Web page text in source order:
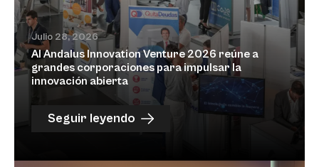
Julio 28, 2026
Al Andalus Innovation Venture 2026 reúne a
grandes corporaciones para impulsar la
innovación abierta
Seguir leyendo